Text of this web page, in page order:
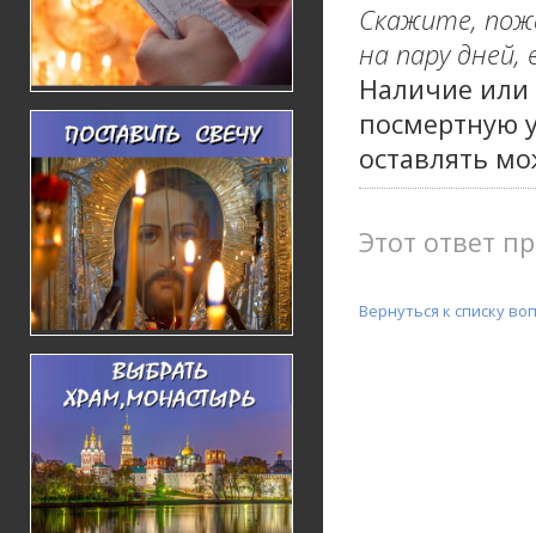
Скажите,
на пару дней,
Наличие или
посмертную
оставлять
Этот ответ
Вернуться к списку